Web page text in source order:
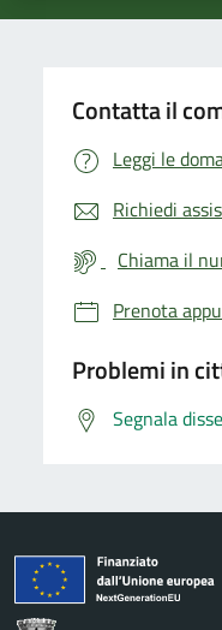
Contatta il
Leggi le
Richiedi
Chiama il
Prenota
Problemi in
Segnala